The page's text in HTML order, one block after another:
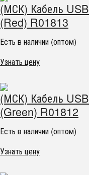
(МСК) Кабель
(Red) R01813
Есть в наличии (оптом)
Узнать цену
(МСК) Кабель
(Green) R01812
Есть в наличии (оптом)
Узнать цену